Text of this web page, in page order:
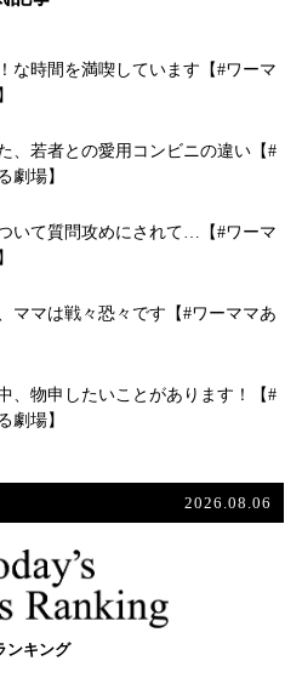
な時間を満喫しています【#ワーマ
、若者との愛用コンビニの違い【#
劇場】
いて質問攻めにされて…【#ワーマ
ママは戦々恐々です【#ワーママあ
、物申したいことがあります！【#
劇場】
2026.08.06
ンキング